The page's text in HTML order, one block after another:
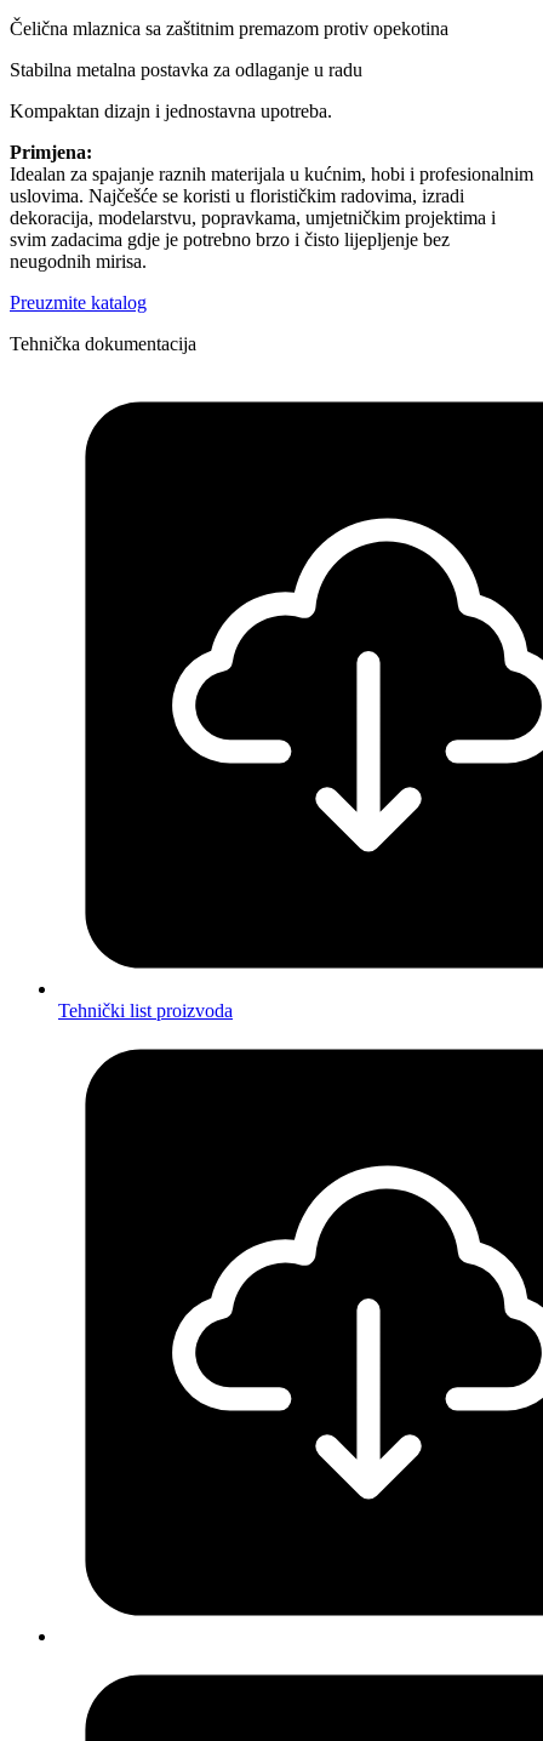
Čelična mlaznica sa zaštitnim premazom protiv opekotina
Stabilna metalna postavka za odlaganje u radu
Kompaktan dizajn i jednostavna upotreba.
Primjena:
Idealan za spajanje raznih materijala u kućnim, hobi i profesionalnim
uslovima. Najčešće se koristi u florističkim radovima, izradi
dekoracija, modelarstvu, popravkama, umjetničkim projektima i
svim zadacima gdje je potrebno brzo i čisto lijepljenje bez
neugodnih mirisa.
Preuzmite katalog
Tehnička dokumentacija
Tehnički list proizvoda